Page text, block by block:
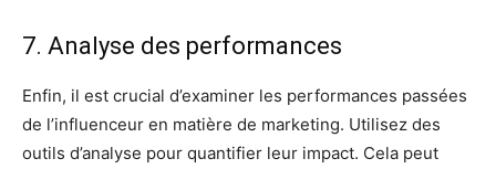
7. Analyse des performances
Enfin, il est crucial d’examiner les performances passées
de l’influenceur en matière de marketing. Utilisez des
outils d’analyse pour quantifier leur impact. Cela peut